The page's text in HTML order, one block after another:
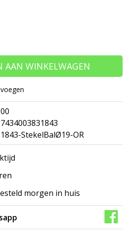
AAN WINKELWAGEN
00
7434003831843
1843-StekelBalØ19-OR
morgen in huis